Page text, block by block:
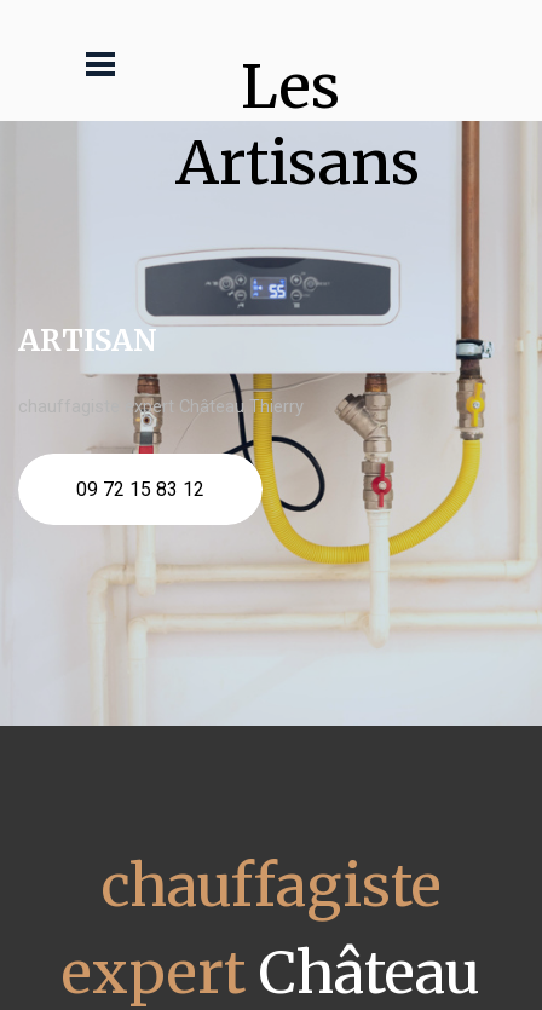
Les
Artisans
ARTISAN
chauffagiste expert Château Thierry
09 72 15 83 12
chauffagiste
expertChâteau